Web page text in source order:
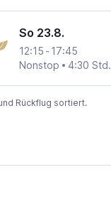
So 23.8.
12:15 - 17:45
Nonstop
4:30 Std.
Rückflug sortiert.